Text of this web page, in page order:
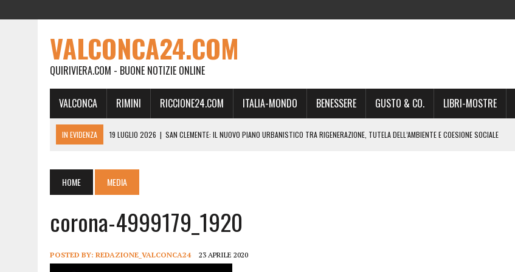
VALCONCA24.COM
QUIRIVIERA.COM - BUONE NOTIZIE ONLINE
VALCONCA RIMINI RICCIONE24.COM ITALIA-MONDO BENESSERE GUSTO & CO. LIBRI-MOSTRE
IN EVIDENZA 19 LUGLIO 2026 | SAN CLEMENTE: IL NUOVO PIANO URBANISTICO TRA RIGENERAZIONE, TUTELA DELL’AMBIENTE E COESIONE SOCIALE
19 FEBBRAIO 2026 | RIMINI, A IL GATTO SULL’ALBICOCCO ARRIVA ANDREA GIONCHETTI SOMMELIER DEL CALABRESE “QAFIZ”
|
DOVE LA CARNE DIVENTA MEMORIA: IL CORPO, L’ORIGINE, IL RITORNO. L’OPERA DI KIROLES BOSHRA È VITA VERA
18 DICEMBRE 2025
| SAN CLEMENTE, AL VILLA ULTIMO ATTO DELLA PRIMA PARTE DI STAGIONE TEATRALE CON CLAUDIO MORICI SABATO 20
18 DICEMBRE 2025 | SAN CLEMENTE, SALA DEL CONSIGLIO INTITOLATA A GIACOMO MATTEOTTI: “VITTIMA DELLA FURIA FASCISTA”
HOME MEDIA
corona-4999179_1920
POSTED BY: REDAZIONE_VALCONCA24 23 APRILE 2020